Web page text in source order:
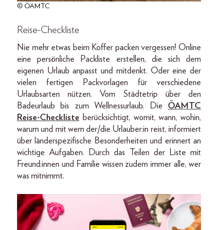
© ÖAMTC
Reise-Checkliste
Nie mehr etwas beim Koffer packen vergessen! Online
eine persönliche Packliste erstellen, die sich dem
eigenen Urlaub anpasst und mitdenkt. Oder eine der
vielen fertigen Packvorlagen für verschiedene
Urlaubsarten nützen. Vom Städtetrip über den
Badeurlaub bis zum Wellnessurlaub. Die ÖAMTC
Reise-Checkliste berücksichtigt, womit, wann, wohin,
warum und mit wem der/die Urlauber:in reist, informiert
über länderspezifische Besonderheiten und erinnert an
wichtige Aufgaben. Durch das Teilen der Liste mit
Freund:innen und Familie wissen zudem immer alle, wer
was mitnimmt.